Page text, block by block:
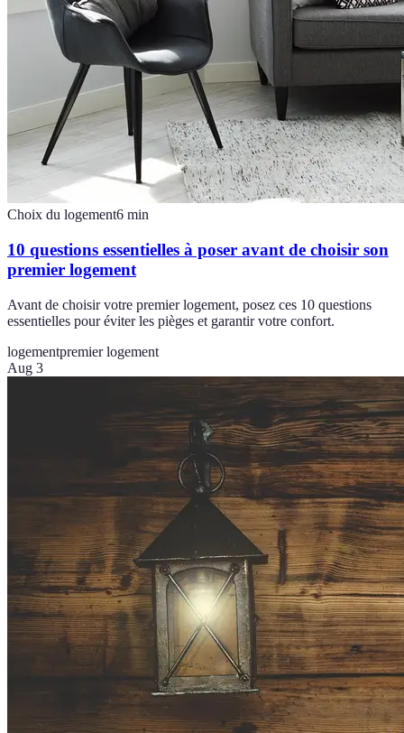
Choix du logement6 min
10 questions essentielles à poser avant de choisir son
premier logement
Avant de choisir votre premier logement, posez ces 10 questions
essentielles pour éviter les pièges et garantir votre confort.
logementpremier logement
Aug 3